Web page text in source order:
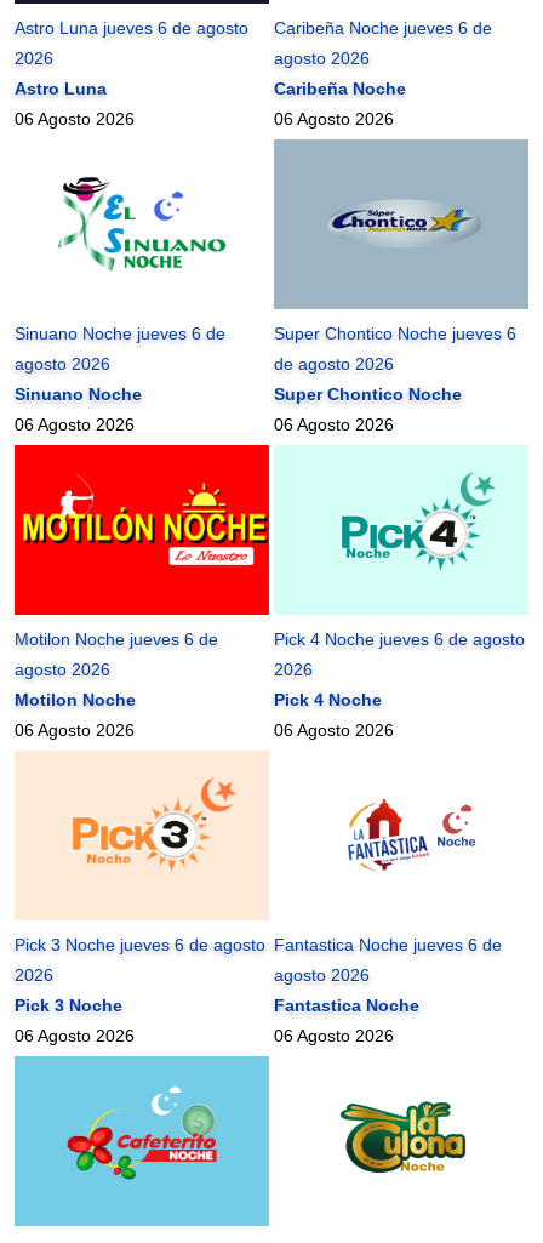
Astro Luna jueves 6 de agosto
2026
Astro Luna
06 Agosto 2026
Caribeña Noche jueves 6 de
agosto 2026
Caribeña Noche
06 Agosto 2026
Sinuano Noche jueves 6 de
agosto 2026
Sinuano Noche
06 Agosto 2026
Super Chontico Noche jueves 6
de agosto 2026
Super Chontico Noche
06 Agosto 2026
Motilon Noche jueves 6 de
agosto 2026
Motilon Noche
06 Agosto 2026
Pick 4 Noche jueves 6 de agosto
2026
Pick 4 Noche
06 Agosto 2026
Pick 3 Noche jueves 6 de agosto
2026
Pick 3 Noche
06 Agosto 2026
Fantastica Noche jueves 6 de
agosto 2026
Fantastica Noche
06 Agosto 2026